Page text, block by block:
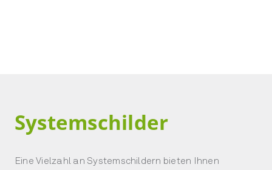
Systemschilder
Eine Vielzahl an Systemschildern bieten Ihnen